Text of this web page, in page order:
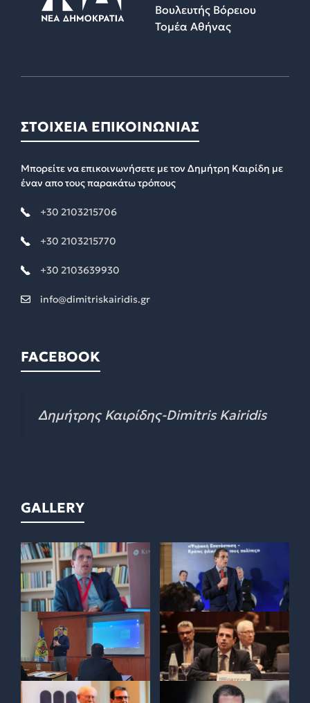
Βουλευτής Βόρειου
Τομέα Αθήνας
ΣΤΟΙΧΕΙΑ ΕΠΙΚΟΙΝΩΝΙΑΣ
Μπορείτε να επικοινωνήσετε με τον Δημήτρη Καιρίδη με
έναν απο τους παρακάτω τρόπους
+30 2103215706
+30 2103215770
+30 2103639930
info@dimitriskairidis.gr
FACEBOOK
Δημήτρης Καιρίδης-Dimitris Kairidis
GALLERY